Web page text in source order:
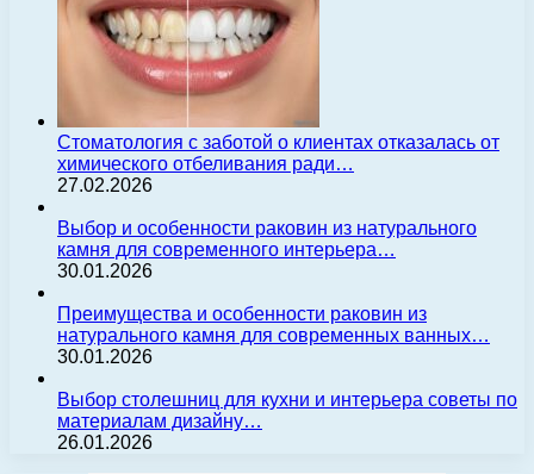
Стоматология с заботой о клиентах отказалась от
химического отбеливания ради…
27.02.2026
Выбор и особенности раковин из натурального
камня для современного интерьера…
30.01.2026
Преимущества и особенности раковин из
натурального камня для современных ванных…
30.01.2026
Выбор столешниц для кухни и интерьера советы по
материалам дизайну…
26.01.2026